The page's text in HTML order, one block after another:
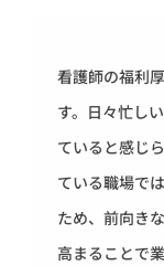
看護師の福利
す。日々忙し
ていると感じ
ている職場で
ため、前向き
高まることで